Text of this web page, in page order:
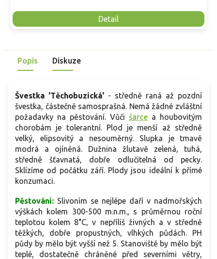
Detail
Popis Diskuze
Švestka 'Těchobuzická' - středně raná až pozdní
švestka, částečně samosprašná. Nemá žádné zvláštní
požadavky na pěstování. Vůči šarce a houbovitým
chorobám je tolerantní. Plod je menší až středně
velký, elipsovitý a nesouměrný. Slupka je tmavě
modrá a ojíněná. Dužnina žlutavě zelená, tuhá,
středně šťavnatá, dobře odlučitelná od pecky.
Sklízíme od počátku září. Plody jsou ideální k přímé
konzumaci.
Pěstování: Slivoním se nejlépe daří v nadmořských
výškách kolem 300-500 m.n.m., s průměrnou roční
teplotou kolem 8°C, v nepříliš živných a v středně
těžkých, dobře propustných, vlhkých půdách. PH
půdy by mělo být vyšší než 5. Stanoviště by mělo být
teplé, dostatečně chráněné před severními větry,